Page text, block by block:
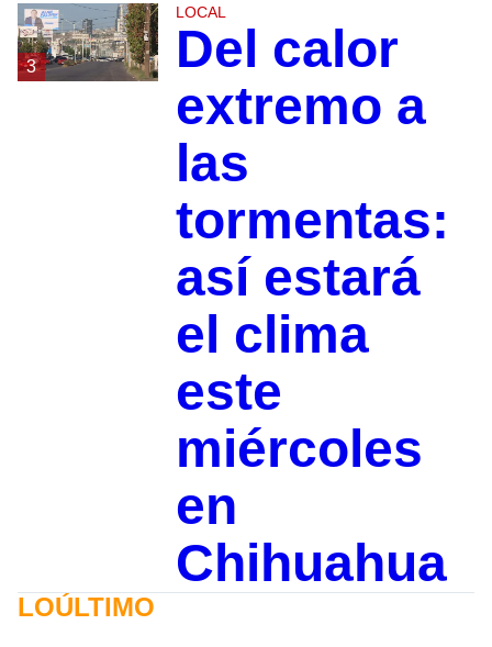
3
LOCAL
Del calor
extremo a
las
tormentas:
así estará
el clima
este
miércoles
en
Chihuahua
LOÚLTIMO